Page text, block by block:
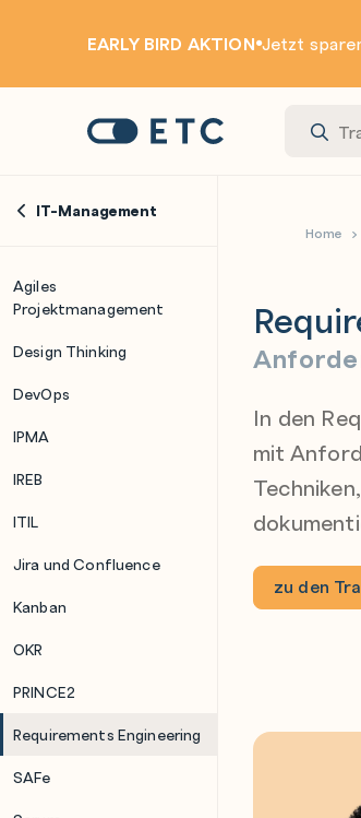
EARLY BIRD AKTION Jetzt
Startseite: ETC
Home
IT-Management
Agiles
Projektmanagement
Design Thinking
DevOps
IPMA
IREB
ITIL
Jira und Confluence
Kanban
OKR
PRINCE2
Requirements Engineering
SAFe
In den
mit
zu den